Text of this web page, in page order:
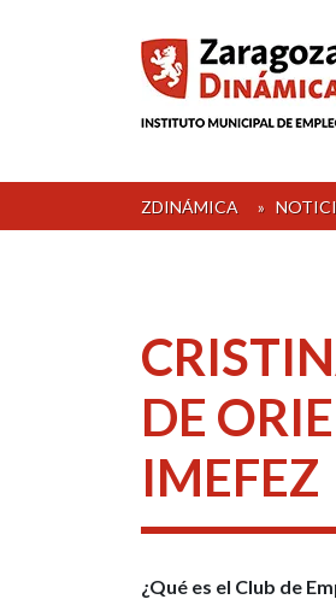
ZDINÁMICA »
DE
IMEFEZ
¿Qué es el Club de